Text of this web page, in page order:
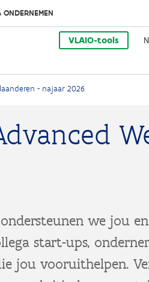
VLAIO-tools
- najaar 2026
we jou en
start-ups,
jou vooruithelpen.